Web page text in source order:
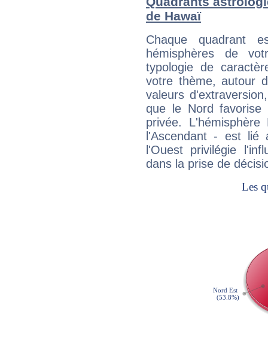
de Hawaï
Chaque quadrant
hémisphères de
typologie de
votre thème, autour
valeurs
que le Nord favorise
privée.
l'Ascendant - est
l'Ouest privilégie
dans la prise de